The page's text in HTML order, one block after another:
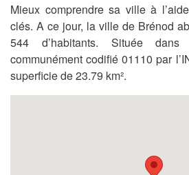
Mieux comprendre sa ville à
clés. A ce jour, la ville de Brénod
544 d’habitants. Située
communément codifié 01110 par
superficie de 23.79 km².